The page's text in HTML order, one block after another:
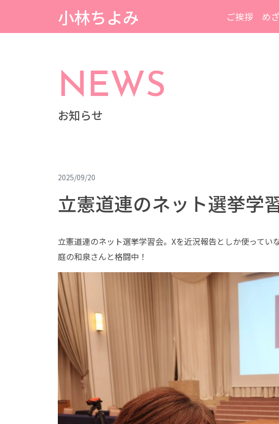
小林ちよみ ご挨拶 め
NEWS
お知らせ
2025/09/20
立憲道連のネット選挙学
立憲道連のネット選挙学習会。Xを近況報告としか使って
庭の和泉さんと格闘中！